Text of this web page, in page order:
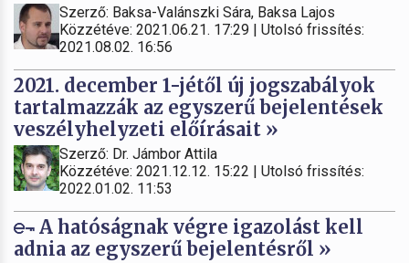
Szerző: Baksa-Valánszki Sára, Baksa Lajos
Közzétéve: 2021.06.21. 17:29 | Utolsó frissítés:
2021.08.02. 16:56
2021. december 1-jétől új jogszabályok
tartalmazzák az egyszerű bejelentések
veszélyhelyzeti előírásait »
Szerző: Dr. Jámbor Attila
Közzétéve: 2021.12.12. 15:22 | Utolsó frissítés:
2022.01.02. 11:53
A hatóságnak végre igazolást kell
adnia az egyszerű bejelentésről »